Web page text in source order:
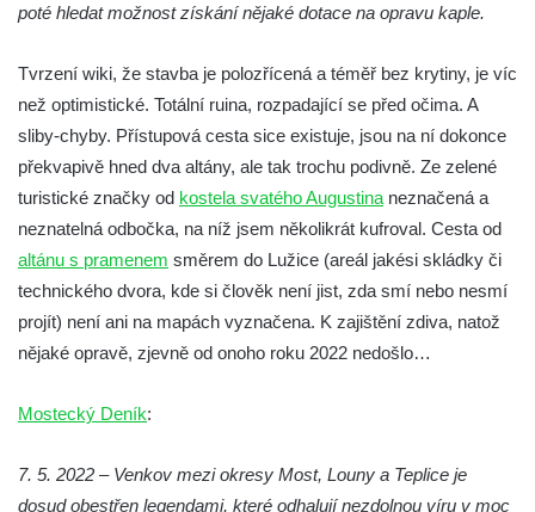
Pilát
Kaifáše (U Děvečky)
Křížová cesta Římov – XII. kaple – Vodní
brána
Křížová cesta Římov – XI. kaple – Ježíš
haněn a tupen
Křížová cesta Římov – X. kaple – U
Cedronu
chromého žida
poté hledat možnost získání nějaké dotace na opravu kaple.
Tvrzení wiki, že stavba je polozřícená a téměř bez krytiny, je víc
než optimistické. Totální ruina, rozpadající se před očima. A
sliby-chyby. Přístupová cesta sice existuje, jsou na ní dokonce
překvapivě hned dva altány, ale tak trochu podivně. Ze zelené
turistické značky od kostela svatého Augustina neznačená a
neznatelná odbočka, na níž jsem několikrát kufroval. Cesta od
altánu s pramenem směrem do Lužice (areál jakési skládky či
technického dvora, kde si člověk není jist, zda smí nebo nesmí
projít) není ani na mapách vyznačena. K zajištění zdiva, natož
nějaké opravě, zjevně od onoho roku 2022 nedošlo…
Mostecký Deník:
7. 5. 2022 – Venkov mezi okresy Most, Louny a Teplice je
dosud obestřen legendami, které odhalují nezdolnou víru v moc